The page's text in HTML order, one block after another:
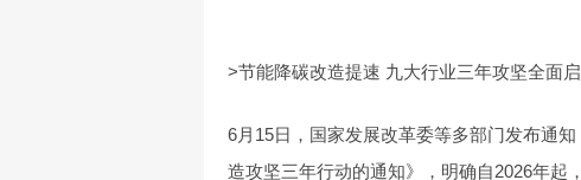
>节能降碳改造提速 九大行业三年攻坚全面
6月15日，国家发展改革委等多部门发布通
造攻坚三年行动的通知》，明确自2026年起